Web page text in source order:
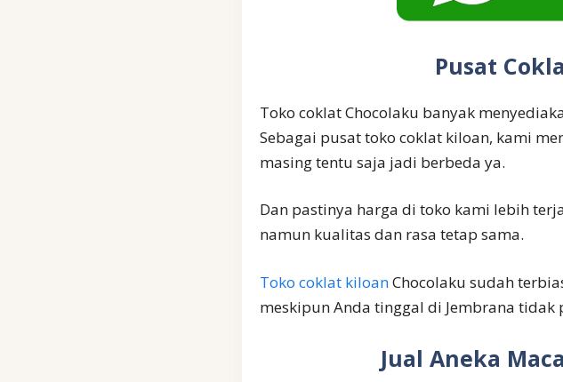
Pusat
Toko coklat Chocolaku banyak
Sebagai pusat toko coklat kiloan, kami
masing tentu saja jadi berbeda ya.
Dan pastinya harga di toko kami lebih
namun kualitas dan rasa tetap sama.
Toko coklat kiloanChocolaku sudah
meskipun Anda tinggal di Jembrana
Jual Aneka